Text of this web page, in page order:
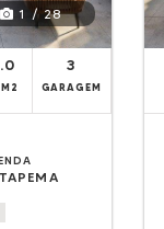
1 / 28
3
GARAGEM